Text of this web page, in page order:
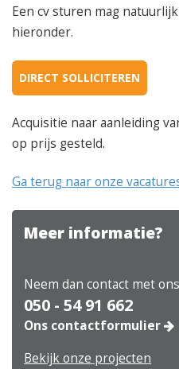
Een cv sturen mag
hieronder.
DIRECT SOLLICITEREN
Acquisitie naar aanleiding
op prijs gesteld.
Ga terug naar onze
Meer informatie?
Neem dan contact met
050 - 54 91 662
Ons contactformulier
Bekijk onze projecten